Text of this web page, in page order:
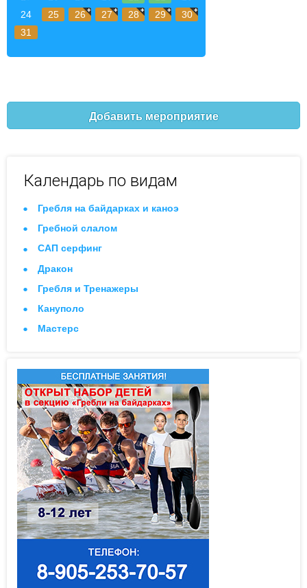
24
25 26 27 28 29
30
31
Добавить мероприятие
Календарь по видам
Гребля на байдарках и каноэ
Гребной слалом
САП серфинг
Дракон
Гребля и Тренажеры
Кануполо
Мастерс